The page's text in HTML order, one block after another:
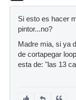
Si esto es hacer
pintor...no?
Madre mia, si ya
de cortapegar
esta de: "las 13